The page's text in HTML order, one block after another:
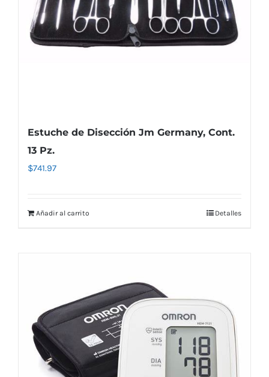
Estuche de Disección Jm Germany, Cont.
13 Pz.
$741.97
Añadir al carrito Detalles